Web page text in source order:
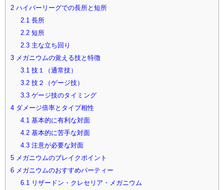
2 ハイパーリーグでの長所と短所
2.1長所
2.2短所
2.3主な立ち回り
3 メガニウムの覚える技と特徴
3.1技１（通常技）
3.2技２（ゲージ技）
3.3ゲージ技のタイミング
4 ダメージ倍率とタイプ相性
4.1基本的に有利な対面
4.2基本的に苦手な対面
4.3注意が必要な対面
5 メガニウムのブレイクポイント
6 メガニウムのおすすめパーティー
6.1リザードン・クレセリア・メガニウム